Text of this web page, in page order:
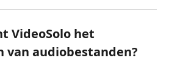
VideoSolo het
van audiobestanden?